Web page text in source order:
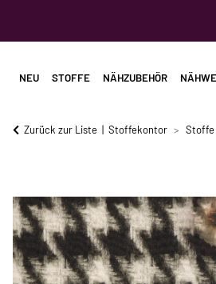
NEU STOFFE NÄHZUBEHÖR
Zurück zur Liste Stoffekontor Stoffe